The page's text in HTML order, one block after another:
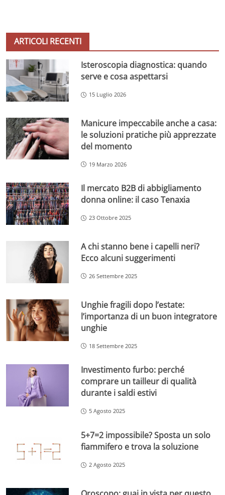
ARTICOLI RECENTI
Isteroscopia diagnostica: quando
serve e cosa aspettarsi
15 Luglio 2026
Manicure impeccabile anche a casa:
le soluzioni pratiche più apprezzate
del momento
19 Marzo 2026
Il mercato B2B di abbigliamento
donna online: il caso Tenaxia
23 Ottobre 2025
A chi stanno bene i capelli neri?
Ecco alcuni suggerimenti
26 Settembre 2025
Unghie fragili dopo l’estate:
l’importanza di un buon integratore
unghie
18 Settembre 2025
Investimento furbo: perché
comprare un tailleur di qualità
durante i saldi estivi
5 Agosto 2025
5+7=2 impossibile? Sposta un solo
fiammifero e trova la soluzione
2 Agosto 2025